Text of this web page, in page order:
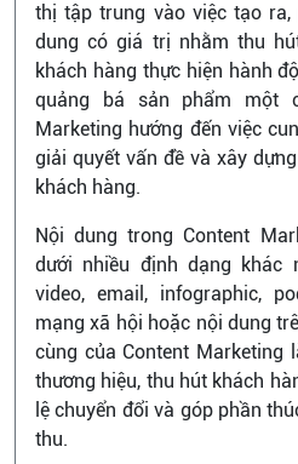
thị tập trung vào việc tạo
dung có giá trị nhằm thu
khách hàng thực hiện hành
quảng bá sản phẩm một
Marketing hướng đến việc
giải quyết vấn đề và xây
khách hàng.
Nội dung trong Content
dưới nhiều định dạng khác
video, email, infographic,
mạng xã hội hoặc nội dung
cùng của Content Marketing
thương hiệu, thu hút khách
lệ chuyển đổi và góp phần
thu.